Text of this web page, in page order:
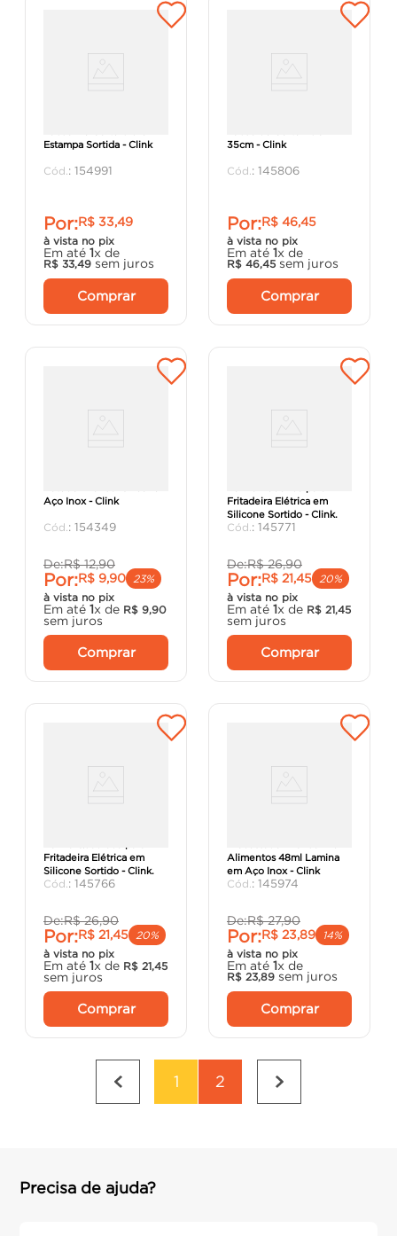
Estampa Sortida - Clink
: 154991
Por:R$ 33,49
à vista no pix
Em até 1x de
R$ 33,49 sem juros
Comprar
35cm - Clink
: 145806
Por:R$ 46,45
à vista no pix
Em até 1x de
R$ 46,45 sem juros
Comprar
Aço Inox - Clink
: 154349
De:R$ 12,90
Por:R$ 9,90
23%
à vista no pix
Em até 1x de R$ 9,90
sem juros
Comprar
Fritadeira Elétrica em
Silicone Sortido - Clink.
: 145771
De:R$ 26,90
Por:R$ 21,45
20%
à vista no pix
Em até 1x de R$ 21,45
sem juros
Comprar
Fritadeira Elétrica em
Silicone Sortido - Clink.
: 145766
De:R$ 26,90
Por:R$ 21,45
20%
à vista no pix
Em até 1x de R$ 21,45
sem juros
Comprar
Alimentos 48ml Lamina
em Aço Inox - Clink
: 145974
De:R$ 27,90
Por:R$ 23,89
14%
à vista no pix
Em até 1x de
R$ 23,89 sem juros
Comprar
1 2
Precisa de ajuda?